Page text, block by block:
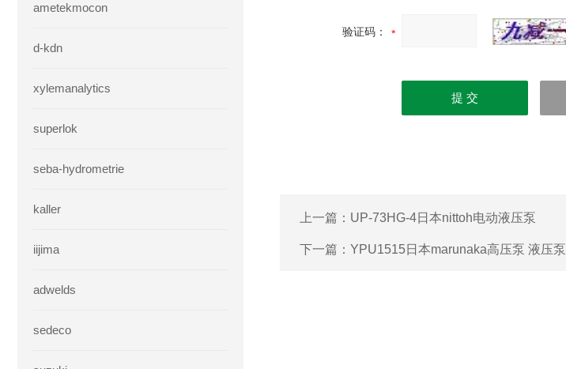
ametekmocon
d-kdn
xylemanalytics
superlok
seba-hydrometrie
kaller
iijima
adwelds
sedeco
验证码：
上一篇： UP-73HG-4日本nittoh电动液压泵
下一篇： YPU1515日本marunaka高压泵 液压泵